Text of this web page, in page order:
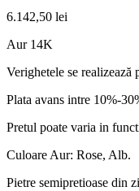
6.142,50 lei
Aur 14K
Verighetele se realizează
Plata avans intre 10%-
Pretul poate varia in
Culoare Aur: Rose, Alb.
Pietre semipretioase din